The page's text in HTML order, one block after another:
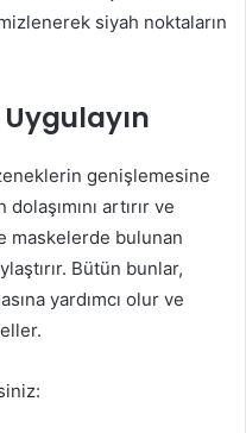
siyah noktaların
genişlemesine
artırır ve
maskelerde bulunan
Bütün bunlar,
yardımcı olur ve